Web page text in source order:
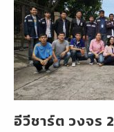
อีวีชาร์ต วงจร 2